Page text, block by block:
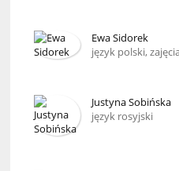
Ewa Sidorek
język polski,
Justyna Sobińska
język rosyjski